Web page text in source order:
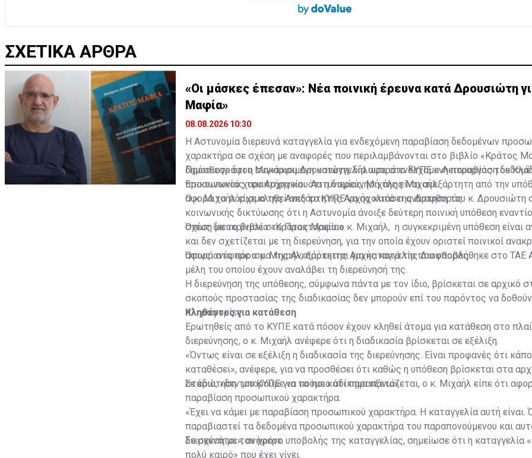
ΣΧΕΤΙΚΑ ΑΡΘΡΑ
«Οι μάσκες έπεσαν»: Νέα ποινική έρευνα κατά Δρουσιώτη
Μαφία»
08.08.2026 10:30
Η Αστυνομία διερευνά καταγγελία για ενδεχόμενη παραβίαση δεδομένων
χαρακτήρα σε σχέση με αναφορές που περιλαμβάνονται στο βιβλίο «Κράτος
δημοσιογράφου Μακάριου Δρουσιώτη, δήλωσε στο ΚΥΠΕ ο Λειτουργός του
Επικοινωνίας του Αρχηγείου Αστυνομίας, Μιχάλης Μιχαήλ.
Πρόσθεσε ότι η συγκεκριμένη καταγγελία αφορά ενδεχόμενη παραβίαση
προσωπικού χαρακτήρα και ότι η διερεύνησή της είναι ανεξάρτητη από την
αφορά το πόρισμα της Ανεξάρτητης Αρχής κατά της Διαφθοράς.
Ο κ. Μιχαήλ είχε κληθεί από το ΚΥΠΕ να σχολιάσει ανάρτηση του κ. Δρουσιώτη
κοινωνικής δικτύωσης ότι η Αστυνομία άνοιξε δεύτερη ποινική υπόθεση
σχέση με το βιβλίο «Κράτος Μαφία».
Όπως διευκρίνισε στο Πρακτορείο ο κ. Μιχαήλ, η συγκεκριμένη υπόθεση είναι
και δεν σχετίζεται με τη διερεύνηση, για την οποία έχουν οριστεί ποινικοί
αφορά στο πόρισμα της Ανεξάρτητης Αρχής κατά της Διαφθοράς.
Όπως ανέφερε ο κ. Μιχαήλ, πρόκειται για καταγγελία που υποβλήθηκε στο ΤΑΕ
μέλη του οποίου έχουν αναλάβει τη διερεύνησή της.
Η διερεύνηση της υπόθεσης, σύμφωνα πάντα με τον ίδιο, βρίσκεται σε αρχικό
σκοπούς προστασίας της διαδικασίας δεν μπορούν επί του παρόντος να
πληροφορίες.
Κληθέντες για κατάθεση
Ερωτηθείς από το ΚΥΠΕ κατά πόσον έχουν κληθεί άτομα για κατάθεση στο
διερεύνησης, ο κ. Μιχαήλ ανέφερε ότι η διαδικασία βρίσκεται σε εξέλιξη.
«Όντως είναι σε εξέλιξη η διαδικασία της διερεύνησης. Είναι προφανές ότι
καταθέσει», ανέφερε, για να προσθέσει ότι καθώς η υπόθεση βρίσκεται στα
στάδια, «δεν μπορούμε να πούμε κάτι παραπάνω».
Σε ερώτηση του ΚΥΠΕ για το ποιο αδίκημα εξετάζεται, ο κ. Μιχαήλ είπε ότι
παραβίαση προσωπικού χαρακτήρα.
«Έχει να κάμει με παραβίαση προσωπικού χαρακτήρα. Η καταγγελία αυτή είναι.
παραβιαστεί τα δεδομένα προσωπικού χαρακτήρα του παραπονούμενου και
διερευνάται», ανέφερε.
Σε σχέση με τον χρόνο υποβολής της καταγγελίας, σημείωσε ότι η καταγγελία
πολύ καιρό» που έχει γίνει.